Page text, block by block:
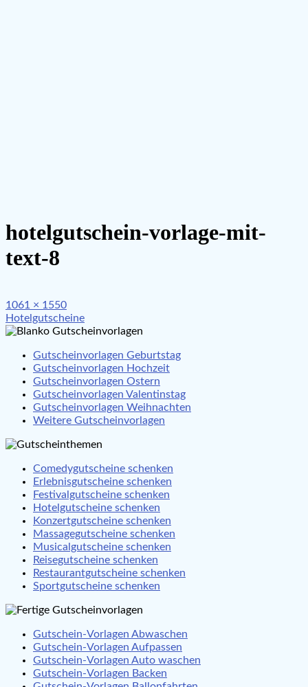
hotelgutschein-vorlage-mit-
text-8
Full
size
1061 × 1550
Beitragsnavigation
Hotelgutscheine
Gutscheinvorlagen Geburtstag
Gutscheinvorlagen Hochzeit
Gutscheinvorlagen Ostern
Gutscheinvorlagen Valentinstag
Gutscheinvorlagen Weihnachten
Weitere Gutscheinvorlagen
Comedygutscheine schenken
Erlebnisgutscheine schenken
Festivalgutscheine schenken
Hotelgutscheine schenken
Konzertgutscheine schenken
Massagegutscheine schenken
Musicalgutscheine schenken
Reisegutscheine schenken
Restaurantgutscheine schenken
Sportgutscheine schenken
Gutschein-Vorlagen Abwaschen
Gutschein-Vorlagen Aufpassen
Gutschein-Vorlagen Auto waschen
Gutschein-Vorlagen Backen